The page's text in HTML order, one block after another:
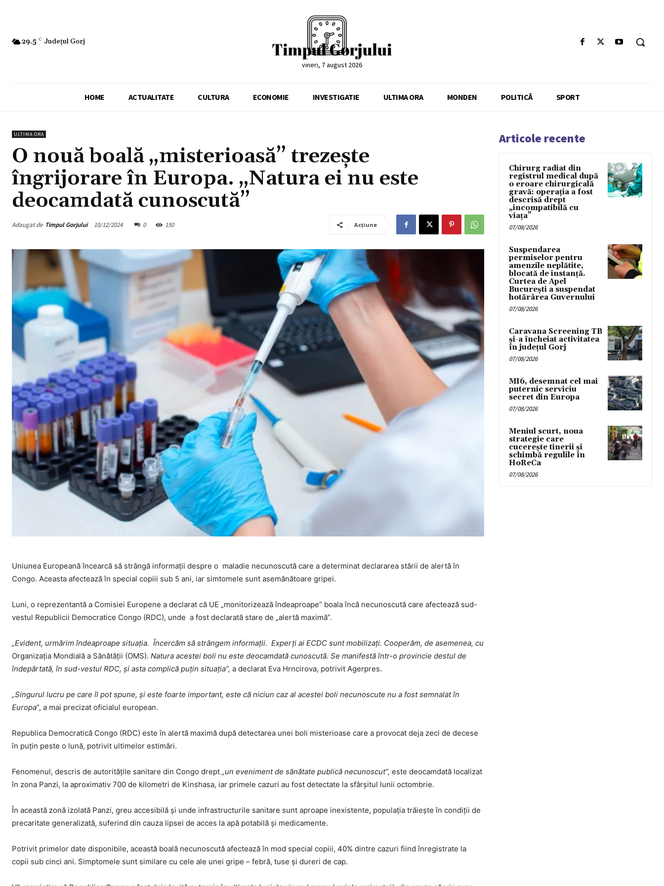
29.5 C Județul Gorj
vineri, 7 august 2026
HOME ACTUALITATE CULTURA ECONOMIE INVESTIGATIE ULTIMA ORA MONDEN POLITICĂ SPORT
ULTIMA ORA
O nouă boală „misterioasă” trezeşte
îngrijorare în Europa. „Natura ei nu este
deocamdată cunoscută”
Adaugat de Timpul Gorjului 10/12/2024 0 150 Acțiune
Uniunea Europeană încearcă să strângă informaţii despre o maladie necunoscută care a determinat declararea stării de alertă în
Congo. Aceasta afectează în special copiii sub 5 ani, iar simtomele sunt asemănătoare gripei.
Luni, o reprezentantă a Comisiei Europene a declarat că UE „monitorizează îndeaproape” boala încă necunoscută care afectează sud-
vestul Republicii Democratice Congo (RDC), unde a fost declarată stare de „alertă maximă”.
„Evident, urmărim îndeaproape situaţia. Încercăm să strângem informaţii. Experţi ai ECDC sunt mobilizaţi. Cooperăm, de asemenea, cu
Organizaţia Mondială a Sănătăţii (OMS). Natura acestei boli nu este deocamdată cunoscută. Se manifestă într-o provincie destul de
îndepărtată, în sud-vestul RDC, şi asta complică puţin situaţia”, a declarat Eva Hrncirova, potrivit Agerpres.
„Singurul lucru pe care îl pot spune, şi este foarte important, este că niciun caz al acestei boli necunoscute nu a fost semnalat în
Europa”, a mai precizat oficialul european.
Republica Democratică Congo (RDC) este în alertă maximă după detectarea unei boli misterioase care a provocat deja zeci de decese
în puţin peste o lună, potrivit ultimelor estimări.
Fenomenul, descris de autorităţile sanitare din Congo drept „un eveniment de sănătate publică necunoscut”, este deocamdată localizat
în zona Panzi, la aproximativ 700 de kilometri de Kinshasa, iar primele cazuri au fost detectate la sfârşitul lunii octombrie.
În această zonă izolată Panzi, greu accesibilă şi unde infrastructurile sanitare sunt aproape inexistente, populaţia trăieşte în condiţii de
precaritate generalizată, suferind din cauza lipsei de acces la apă potabilă şi medicamente.
Potrivit primelor date disponibile, această boală necunoscută afectează în mod special copiii, 40% dintre cazuri fiind înregistrate la
copii sub cinci ani. Simptomele sunt similare cu cele ale unei gripe – febră, tuse şi dureri de cap.
Articole recente
Chirurg radiat din
registrul medical după
o eroare chirurgicală
gravă: operația a fost
descrisă drept
„incompatibilă cu
viața”
07/08/2026
Suspendarea
permiselor pentru
amenzile neplătite,
blocată de instanță.
Curtea de Apel
București a suspendat
hotărârea Guvernului
07/08/2026
Caravana Screening TB
și-a încheiat activitatea
în județul Gorj
07/08/2026
MI6, desemnat cel mai
puternic serviciu
secret din Europa
07/08/2026
Meniul scurt, noua
strategie care
cucerește tinerii și
schimbă regulile în
HoReCa
07/08/2026